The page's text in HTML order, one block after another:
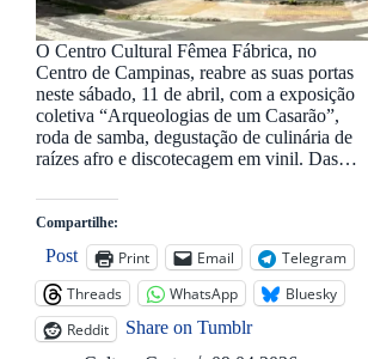
O Centro Cultural Fêmea Fábrica, no
Centro de Campinas, reabre as suas portas
neste sábado, 11 de abril, com a exposição
coletiva “Arqueologias de um Casarão”,
roda de samba, degustação de culinária de
raízes afro e discotecagem em vinil. Das…
Compartilhe:
Post Print Email
Telegram
Threads
WhatsApp
Bluesky
Reddit
Share on Tumblr